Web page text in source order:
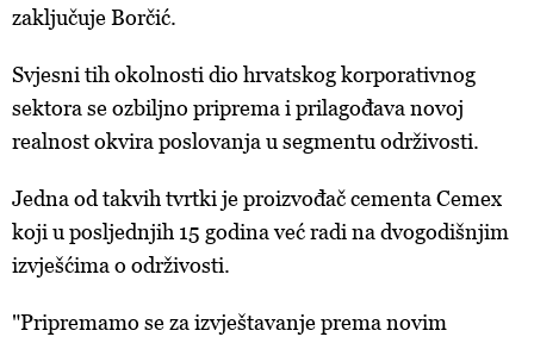
zaključuje Borčić.
Svjesni tih okolnosti dio hrvatskog korporativnog
sektora se ozbiljno priprema i prilagođava novoj
realnost okvira poslovanja u segmentu održivosti.
Jedna od takvih tvrtki je proizvođač cementa Cemex
koji u posljednjih 15 godina već radi na dvogodišnjim
izvješćima o održivosti.
"Pripremamo se za izvještavanje prema novim